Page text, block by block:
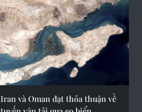
Iran và Oman đạt thỏa thuận về